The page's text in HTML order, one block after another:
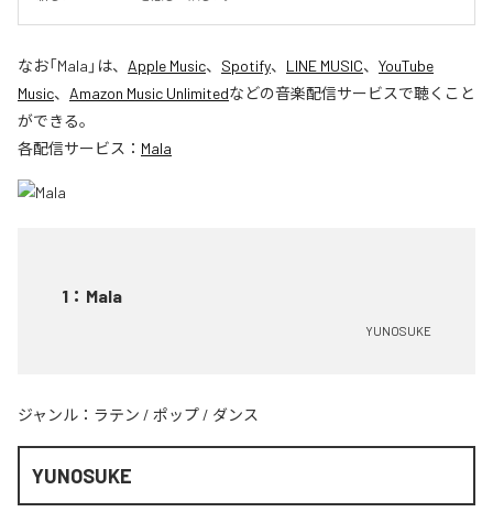
なお「Mala 」は、 Apple Music、 Spotify、 LINE MUSIC、 YouTube
Music、 Amazon Music Unlimitedなどの音楽配信サービスで聴くこと
ができる。
各配信サービス： Mala
1 ： Mala
YUNOSUKE
ジャンル： ラテン / ポップ / ダンス
YUNOSUKE